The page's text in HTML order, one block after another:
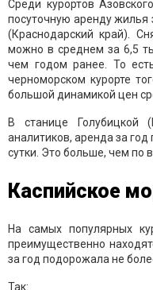
Среди курортов
посуточную аренду жилья
(Краснодарский край).
можно в среднем за 6,5
чем годом ранее. То
черноморском курорте
большой динамикой цен
В станице Голубицкой
аналитиков, аренда за
сутки. Это больше, чем по
Каспийское
На самых популярных
преимущественно
за год подорожала не
Так: